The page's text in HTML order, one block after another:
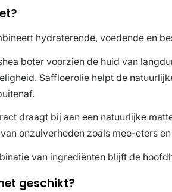
hydraterende, voedende en
boter voorzien de huid van
Saffloerolie helpt de
draagt bij aan een natuurlijke
onzuiverheden zoals mee-eters
van ingrediënten blijft de
geschikt?